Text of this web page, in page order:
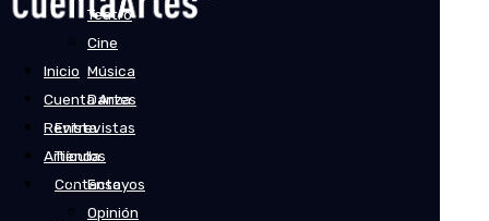
Teatro
Cine
Música
Danza
Entrevistas
Tienda
Contacto
Inicio
Cuenta Artes
Revista
Artículos
Ensayos
Opinión